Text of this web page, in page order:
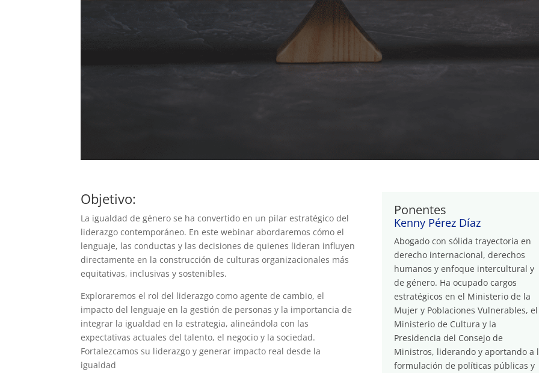
Objetivo:
La igualdad de género se ha convertido en un pilar estratégico del
liderazgo contemporáneo. En este webinar abordaremos cómo el
lenguaje, las conductas y las decisiones de quienes lideran influyen
directamente en la construcción de culturas organizacionales más
equitativas, inclusivas y sostenibles.
Exploraremos el rol del liderazgo como agente de cambio, el
impacto del lenguaje en la gestión de personas y la importancia de
integrar la igualdad en la estrategia, alineándola con las
expectativas actuales del talento, el negocio y la sociedad.
Fortalezcamos su liderazgo y generar impacto real desde la
igualdad
Ponentes
Kenny Pérez Díaz
Abogado con sólida trayectoria en
derecho internacional, derechos
humanos y enfoque intercultural y
de género. Ha ocupado cargos
estratégicos en el Ministerio de la
Mujer y Poblaciones Vulnerables, el
Ministerio de Cultura y la
Presidencia del Consejo de
Ministros, liderando y aportando a
formulación de políticas públicas y